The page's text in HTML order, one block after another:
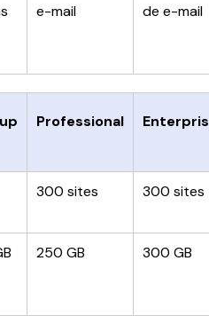
e-mail
de e-mail
Professional
300 sites 300 sites
250 GB 300 GB